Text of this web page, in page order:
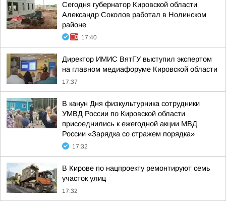
Сегодня губернатор Кировской области
Александр Соколов работал в Нолинском
районе
17:40
Директор ИМИС ВятГУ выступил экспертом
на главном медиафоруме Кировской области
17:37
В канун Дня физкультурника сотрудники
УМВД России по Кировской области
присоеднились к ежегодной акции МВД
России «Зарядка со стражем порядка»
17:32
В Кирове по нацпроекту ремонтируют семь
участок улиц
17:32